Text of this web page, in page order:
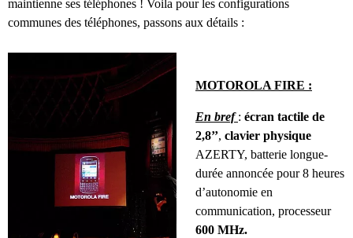
maintienne ses téléphones ! Voila pour les configurations
communes des téléphones, passons aux détails :
MOTOROLA FIRE :
En bref : écran tactile de
2,8’’, clavier physique
AZERTY, batterie longue-
durée annoncée pour 8 heures
d’autonomie en
communication, processeur
600 MHz.